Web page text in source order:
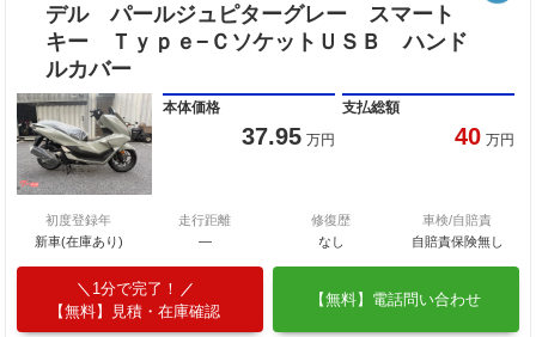
デル パールジュピターグレー スマート
キー Ｔｙｐｅ−ＣソケットＵＳＢ ハンド
ルカバー
本体価格
37.95 万円
支払総額
40 万円
初度登録年
新車(在庫あり)
走行距離
―
修復歴
なし
車検/自賠責
自賠責保険無し
1分で完了！
【無料】見積・在庫確認
【無料】電話問い合わせ